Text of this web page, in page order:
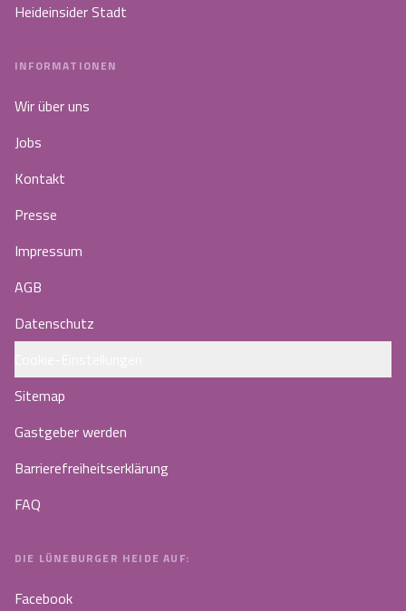
Heideinsider Stadt
INFORMATIONEN
Wir über uns
Jobs
Kontakt
Presse
Impressum
AGB
Datenschutz
Sitemap
Gastgeber werden
Barrierefreiheitserklärung
FAQ
DIE LÜNEBURGER HEIDE AUF:
Facebook